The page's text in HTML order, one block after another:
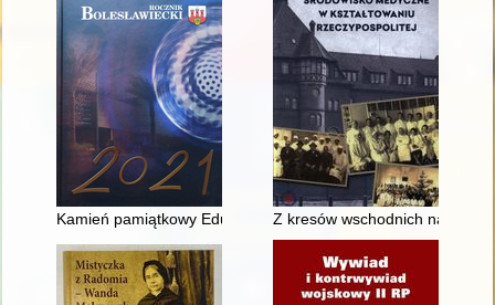
Kamień pamiątkowy Eduarda Scholza w Bolesławcu
Z kresów wschodnich na kresy